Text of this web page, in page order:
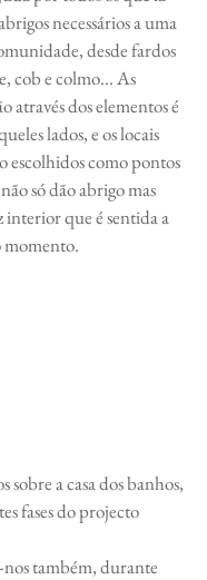
necessários a uma
desde fardos
cob e colmo... As
através dos elementos é
lados, e os locais
escolhidos como pontos
só dão abrigo mas
que é sentida a
fases do projecto
também, durante